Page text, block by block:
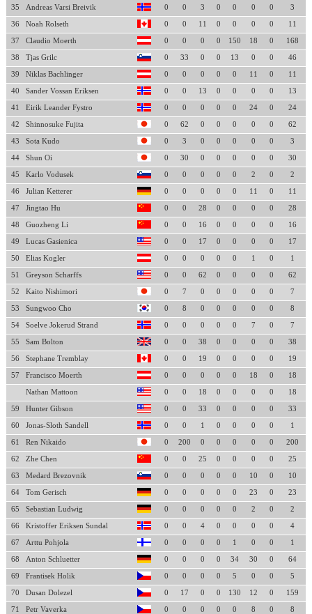
35 Andreas Varsi Breivik 0 0 3 0 0 0 0 3
36 Noah Rolseth 0 0 11 0 0 0 0 11
37 Claudio Moerth 0 0 0 0 150 18 0 168
38 Tjas Grilc 0 33 0 0 13 0 0 46
39 Niklas Bachlinger 0 0 0 0 0 11 0 11
40 Sander Vossan Eriksen 0 0 13 0 0 0 0 13
41 Eirik Leander Fystro 0 0 0 0 0 24 0 24
42 Shinnosuke Fujita 0 62 0 0 0 0 0 62
43 Sota Kudo 0 3 0 0 0 0 0 3
44 Shun Oi 0 30 0 0 0 0 0 30
45 Karlo Vodusek 0 0 0 0 0 2 0 2
46 Julian Ketterer 0 0 0 0 0 11 0 11
47 Jingtao Hu 0 0 28 0 0 0 0 28
48 Guozheng Li 0 0 16 0 0 0 0 16
49 Lucas Gasienica 0 0 17 0 0 0 0 17
50 Elias Kogler 0 0 0 0 0 1 0 1
51 Greyson Scharffs 0 0 62 0 0 0 0 62
52 Kaito Nishimori 0 7 0 0 0 0 0 7
53 Sungwoo Cho 0 8 0 0 0 0 0 8
54 Soelve Jokerud Strand 0 0 0 0 0 7 0 7
55 Sam Bolton 0 0 38 0 0 0 0 38
56 Stephane Tremblay 0 0 19 0 0 0 0 19
57 Francisco Moerth 0 0 0 0 0 18 0 18
Nathan Mattoon 0 0 18 0 0 0 0 18
59 Hunter Gibson 0 0 33 0 0 0 0 33
60 Jonas-Sloth Sandell 0 0 1 0 0 0 0 1
61 Ren Nikaido 0 200 0 0 0 0 0 200
62 Zhe Chen 0 0 25 0 0 0 0 25
63 Medard Brezovnik 0 0 0 0 0 10 0 10
64 Tom Gerisch 0 0 0 0 0 23 0 23
65 Sebastian Ludwig 0 0 0 0 0 2 0 2
66 Kristoffer Eriksen Sundal 0 0 4 0 0 0 0 4
67 Arttu Pohjola 0 0 0 0 1 0 0 1
68 Anton Schluetter 0 0 0 0 34 30 0 64
69 Frantisek Holik 0 0 0 0 5 0 0 5
70 Dusan Dolezel 0 17 0 0 130 12 0 159
71 Petr Vaverka 0 0 0 0 0 8 0 8